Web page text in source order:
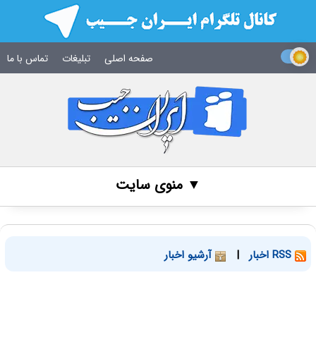
صفحه اصلی تبلیغات تماس با ما
▼ منوی سایت
| آرشیو اخبار